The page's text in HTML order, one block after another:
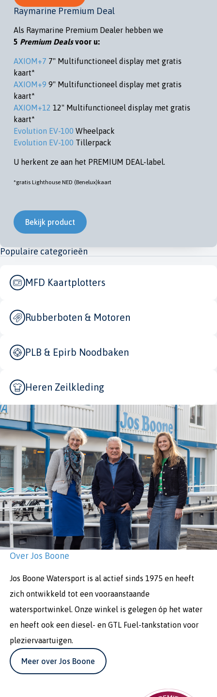
Raymarine Premium Deal
Als Raymarine Premium Dealer hebben we
5 Premium Dealsvoor u:
AXIOM+7 7" Multifunctioneel display met gratis
kaart*
AXIOM+9 9" Multifunctioneel display met gratis
kaart*
AXIOM+12 12" Multifunctioneel display met gratis
kaart*
Evolution EV-100 Wheelpack
Evolution EV-100 Tillerpack
U herkent ze aan het PREMIUM DEAL-label.
*gratis Lighthouse NED (Benelux)kaart
Bekijk product
Populaire categorieën
MFD Kaartplotters
Rubberboten & Motoren
PLB & Epirb Noodbaken
Heren Zeilkleding
Over Jos Boone
Jos Boone Watersport is al actief sinds 1975 en heeft
zich ontwikkeld tot een vooraanstaande
watersportwinkel. Onze winkel is gelegen óp het water
en heeft ook een diesel- en GTL Fuel-tankstation voor
pleziervaartuigen.
Meer over Jos Boone